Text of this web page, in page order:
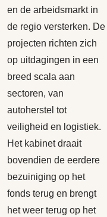
en de arbeidsmarkt in
de regio versterken. De
projecten richten zich
op uitdagingen in een
breed scala aan
sectoren, van
autoherstel tot
veiligheid en logistiek.
Het kabinet draait
bovendien de eerdere
bezuiniging op het
fonds terug en brengt
het weer terug op het